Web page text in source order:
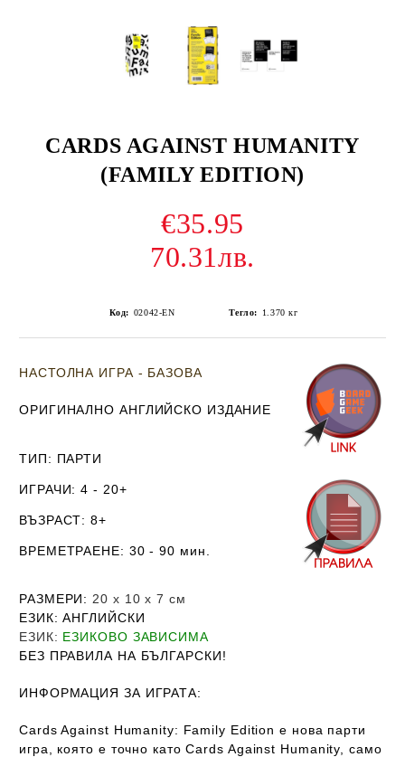
CARDS AGAINST HUMANITY
(FAMILY EDITION)
€35.95
70.31лв.
Код: 02042-EN Тегло: 1.370 кг
НАСТОЛНА ИГРА - БАЗОВА
ОРИГИНАЛНО АНГЛИЙСКО ИЗДАНИЕ
ТИП: ПАРТИ
ИГРАЧИ: 4 - 20+
ВЪЗРАСТ: 8+
ВРЕМЕТРАЕНЕ: 30 - 90 мин.
РАЗМЕРИ: 20 х 10 х 7 см
ЕЗИК: АНГЛИЙСКИ
ЕЗИК: ЕЗИКОВО ЗАВИСИМА
БЕЗ ПРАВИЛА НА БЪЛГАРСКИ!
ИНФОРМАЦИЯ ЗА ИГРАТА:
Cards Against Humanity: Family Edition е нова парти
игра, която е точно като Cards Against Humanity, само